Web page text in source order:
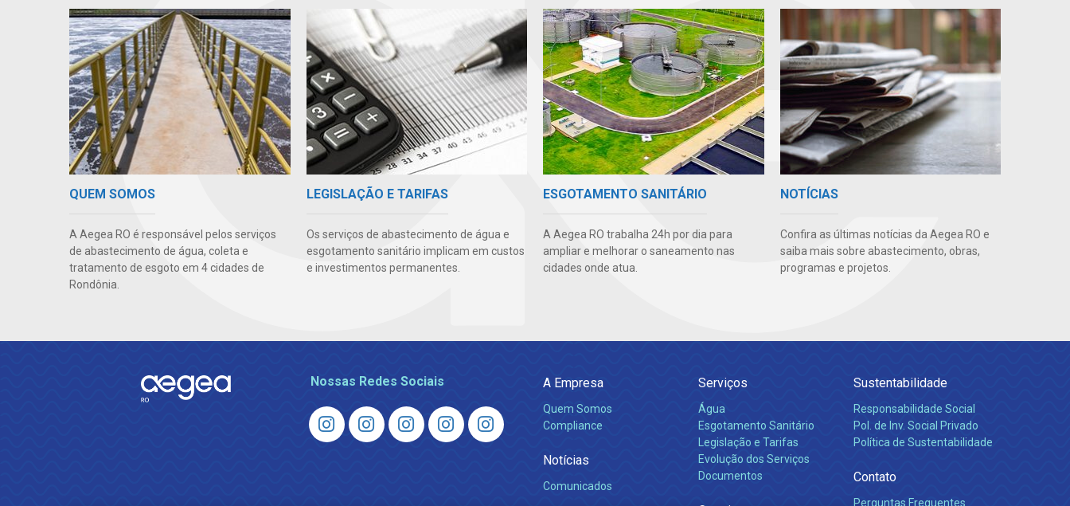
QUEM SOMOS
A Aegea RO é responsável pelos serviços
de abastecimento de água, coleta e
tratamento de esgoto em 4 cidades de
Rondônia.
LEGISLAÇÃO E TARIFAS
Os serviços de abastecimento de água e
esgotamento sanitário implicam em custos
e investimentos permanentes.
ESGOTAMENTO SANITÁRIO
A Aegea RO trabalha 24h por dia para
ampliar e melhorar o saneamento nas
cidades onde atua.
NOTÍCIAS
Confira as últimas notícias da Aegea RO e
saiba mais sobre abastecimento, obras,
programas e projetos.
Nossas Redes Sociais A Empresa
Quem Somos
Compliance
Notícias
Comunicados
Serviços
Água
Esgotamento Sanitário
Legislação e Tarifas
Evolução dos Serviços
Documentos
Sustentabilidade
Responsabilidade Social
Pol. de Inv. Social Privado
Política de Sustentabilidade
Contato
Perguntas Frequentes